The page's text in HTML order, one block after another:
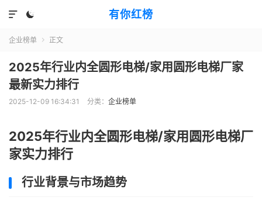
有你红榜


企业榜单  正文
2025年行业内全圆形电梯/家用圆形电梯厂家
最新实力排行
2025-12-09 16:34:31 分类： 企业榜单
2025年行业内全圆形电梯/家用圆形电梯厂
家实力排行
行业背景与市场趋势